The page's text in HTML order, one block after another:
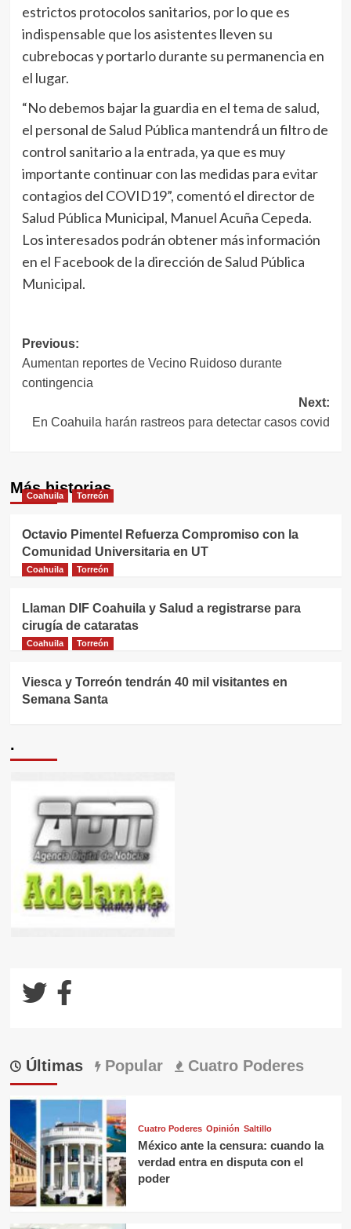
estrictos protocolos sanitarios, por lo que es
indispensable que los asistentes lleven su
cubrebocas y portarlo durante su permanencia en
el lugar.
“No debemos bajar la guardia en el tema de salud,
el personal de Salud Pública mantendrá́ un filtro de
control sanitario a la entrada, ya que es muy
importante continuar con las medidas para evitar
contagios del COVID19”, comentó el director de
Salud Pública Municipal, Manuel Acuña Cepeda.
Los interesados podrán obtener más información
en el Facebook de la dirección de Salud Pública
Municipal.
Navegación
de
entradas
Previous:
Aumentan reportes de Vecino Ruidoso durante
contingencia
Next:
En Coahuila harán rastreos para detectar casos covid
Más historias
Coahuila Torreón
Octavio Pimentel Refuerza Compromiso con la
Comunidad Universitaria en UT
Coahuila Torreón
Llaman DIF Coahuila y Salud a registrarse para
cirugía de cataratas
Coahuila Torreón
Viesca y Torreón tendrán 40 mil visitantes en
Semana Santa
.
Últimas Popular Cuatro Poderes
Cuatro Poderes Opinión Saltillo
México ante la censura: cuando la
verdad entra en disputa con el
poder